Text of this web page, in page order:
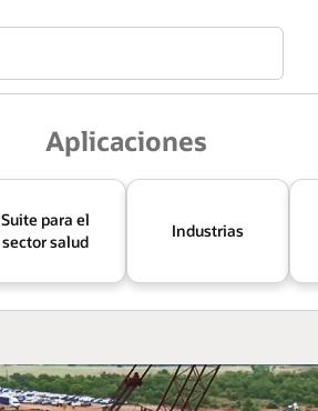
Aplicaciones
Suite para el
sector salud
Industrias